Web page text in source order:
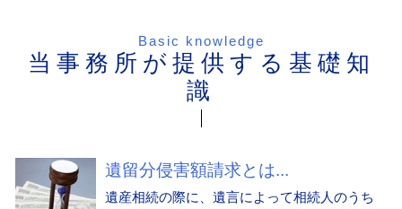
Basic knowledge
当事務所が提供する基礎知
識
遺留分侵害額請求とは...
遺産相続の際に、遺言によって相続人のうち